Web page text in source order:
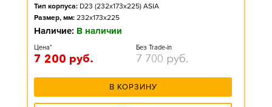
Тип корпуса: D23 (232x173x225) ASIA
Размер, мм: 232x173x225
Наличие: В наличии
Цена*
7 200 руб.
Без Trade-in
7 700 руб.
В КОРЗИНУ